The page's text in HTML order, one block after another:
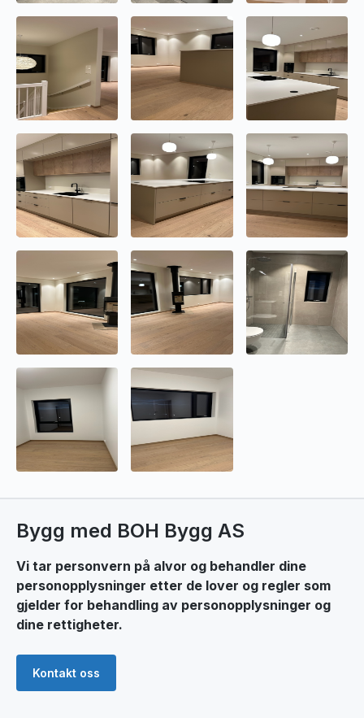
Bygg med BOH Bygg AS
Vi tar personvern på alvor og behandler dine
personopplysninger etter de lover og regler som
gjelder for behandling av personopplysninger og
dine rettigheter.
Kontakt oss